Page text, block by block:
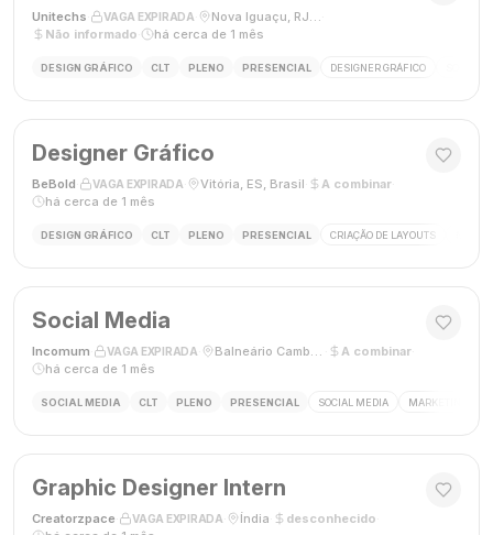
Unitechs VAGA EXPIRADA Nova Iguaçu, RJ, Brasil
Não informado
há cerca de 1 mês
DESIGN GRÁFICO CLT PLENO PRESENCIAL DESIGNER GRÁFICO
Designer Gráfico
BeBold VAGA EXPIRADA Vitória, ES, Brasil A combinar·
há cerca de 1 mês
DESIGN GRÁFICO CLT PLENO PRESENCIAL CRIAÇÃO DE LAYOUTS
Social Media
Incomum VAGA EXPIRADA Balneário Camboriú, SC A combinar·
há cerca de 1 mês
SOCIAL MEDIA CLT PLENO PRESENCIAL SOCIAL MEDIA MARKETING
Graphic Designer Intern
Creatorzpace VAGA EXPIRADA Índia desconhecido